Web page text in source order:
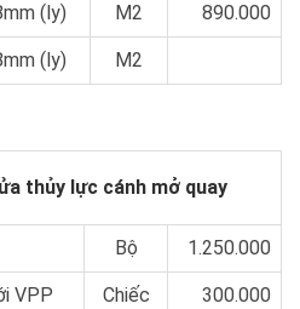
(ly) M2 890.000
(ly) M2
thủy lực cánh mở quay
Bộ 1.250.000
VPP
Chiếc 300.000